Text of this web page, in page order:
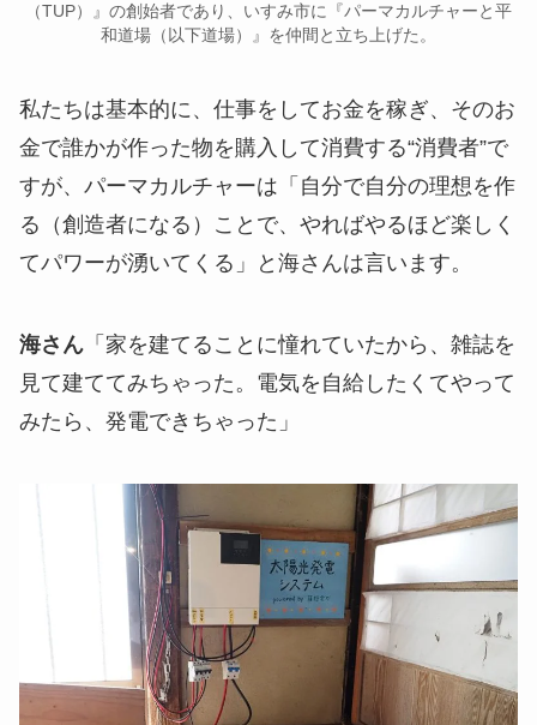
（TUP）』の創始者であり、いすみ市に『パーマカルチャーと平
和道場（以下道場）』を仲間と立ち上げた。
私たちは基本的に、仕事をしてお金を稼ぎ、そのお
金で誰かが作った物を購入して消費する“消費者”で
すが、パーマカルチャーは「自分で自分の理想を作
る（創造者になる）ことで、やればやるほど楽しく
てパワーが湧いてくる」と海さんは言います。
海さん 「家を建てることに憧れていたから、雑誌を
見て建ててみちゃった。電気を自給したくてやって
みたら、発電できちゃった」